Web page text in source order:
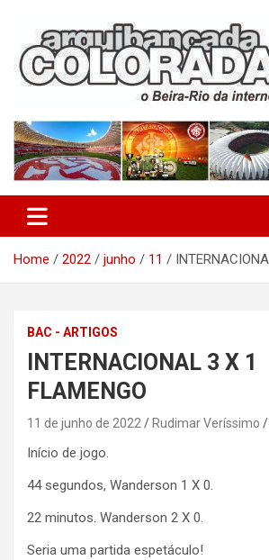
content
Arquibancada
Home 2022 junho 11
BAC - ARTIGOS
INTERNACIONAL 3 X 1
FLAMENGO
11 de junho de 2022 Rudimar Veríssimo
Início de jogo.
44 segundos, Wanderson 1 X 0.
22 minutos. Wanderson 2 X 0.
Seria uma partida espetáculo!